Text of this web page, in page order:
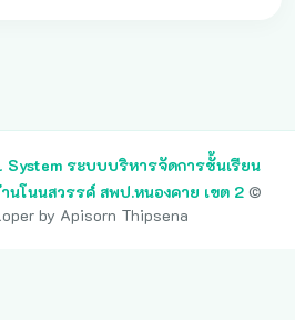
19 20 21 22
System ระบบบริหารจัดการชั้นเรียน
นโนนสวรรค์ สพป.หนองคาย เขต 2 ©
by Apisorn Thipsena